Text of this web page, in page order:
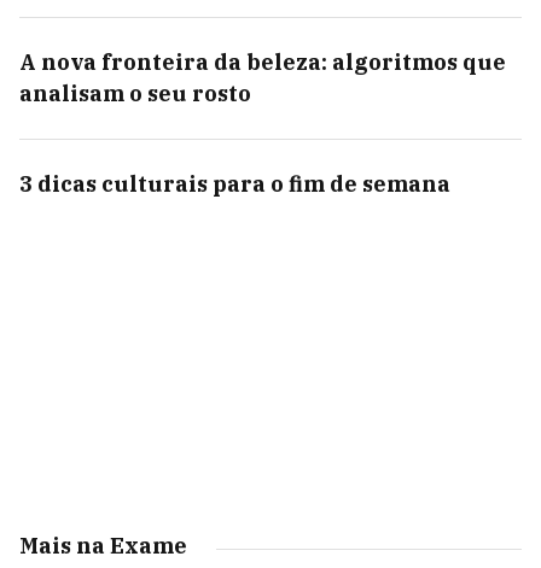
A nova fronteira da beleza: algoritmos que
analisam o seu rosto
3 dicas culturais para o fim de semana
Mais na Exame